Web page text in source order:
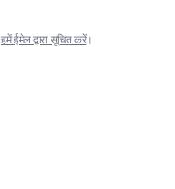
हमें ईमेल द्वारा सूचित करें।